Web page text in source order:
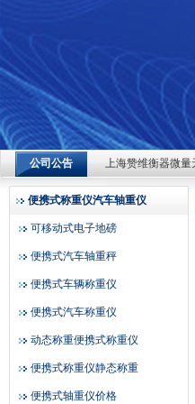
上海赞维衡器有限公司
公司公告
上海赞维衡器微量
上海赞维衡器微
上海赞维衡器微量
便携式称重仪汽车轴重仪
可移动式电子地磅
便携式汽车轴重秤
便携式车辆称重仪
便携式汽车称重仪
动态称重便携式称重仪
便携式称重仪静态称重
便携式轴重仪价格